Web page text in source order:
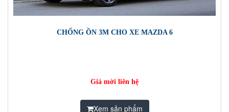
CHỐNG ỒN 3M CHO XE MAZDA 6
Giá mời liên hệ
Xem sản phẩm